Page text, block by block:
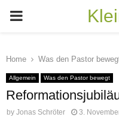
PRIMARY
Home Was den Pastor
Allgemein Was den Pastor bewegt
by Jonas Schröter 3.